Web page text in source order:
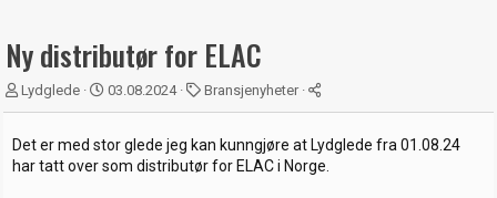
Ny distributør for ELAC
T
r
d
s
Lydglede
S
t
r
t
03.08.2024
K
a
e
g
Bransjenyheter
Det er med stor glede jeg kan kunngjøre at Lydglede fra 01.08.24
har tatt over som distributør for ELAC i Norge.